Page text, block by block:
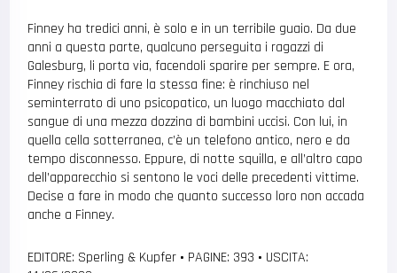
Finney ha tredici anni, è solo e in un terribile guaio. Da due
anni a questa parte, qualcuno perseguita i ragazzi di
Galesburg, li porta via, facendoli sparire per sempre. E ora,
Finney rischia di fare la stessa fine: è rinchiuso nel
seminterrato di uno psicopatico, un luogo macchiato dal
sangue di una mezza dozzina di bambini uccisi. Con lui, in
quella cella sotterranea, c’è un telefono antico, nero e da
tempo disconnesso. Eppure, di notte squilla, e all’altro capo
dell’apparecchio si sentono le voci delle precedenti vittime.
Decise a fare in modo che quanto successo loro non accada
anche a Finney.
EDITORE: Sperling & Kupfer • PAGINE: 393 • USCITA: